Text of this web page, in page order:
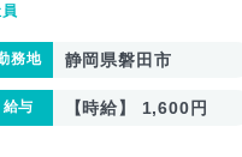
静岡県磐田市
【時給】 1,600円